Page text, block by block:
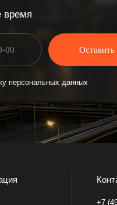
Контактная информация
+7 (499) 961-21-08
ООО "ПРОМКО"